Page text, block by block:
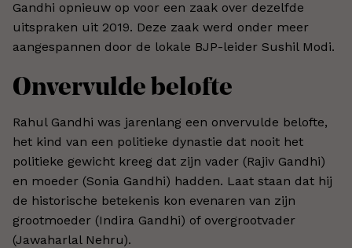
Gandhi opnieuw op voor een zaak over dezelfde
uitspraken uit 2019. Deze zaak werd onder meer
aangespannen door de lokale BJP-leider Sushil Modi.
Onvervulde belofte
Rahul Gandhi was jarenlang een onvervulde belofte,
het kind van een politieke dynastie dat nooit het
politieke gewicht kreeg dat zijn vader (Rajiv Gandhi)
en moeder (Sonia Gandhi) hadden. Laat staan dat hij
de historische betekenis kon evenaren van zijn
grootmoeder (Indira Gandhi) of overgrootvader
(Jawaharlal Nehru).